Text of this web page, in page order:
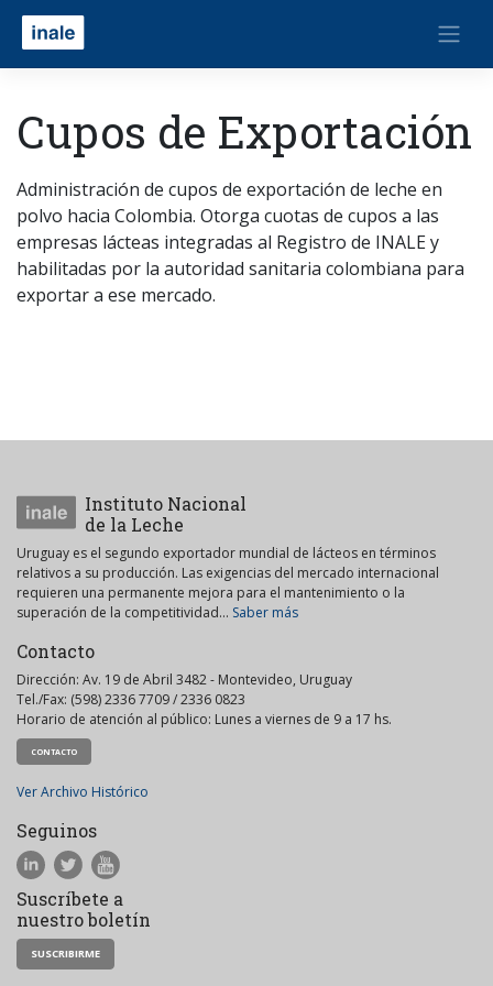
Cupos de Exportación
Administración de cupos de exportación de leche en
polvo hacia Colombia. Otorga cuotas de cupos a las
empresas lácteas integradas al Registro de INALE y
habilitadas por la autoridad sanitaria colombiana para
exportar a ese mercado.
Instituto Nacional
de la Leche
Uruguay es el segundo exportador mundial de lácteos en términos
relativos a su producción. Las exigencias del mercado internacional
requieren una permanente mejora para el mantenimiento o la
superación de la competitividad... Saber más
Contacto
Dirección: Av. 19 de Abril 3482 - Montevideo, Uruguay
Tel./Fax: (598) 2336 7709 / 2336 0823
Horario de atención al público: Lunes a viernes de 9 a 17 hs.
CONTACTO
Ver Archivo Histórico
Seguinos
Suscríbete a
nuestro boletín
SUSCRIBIRME